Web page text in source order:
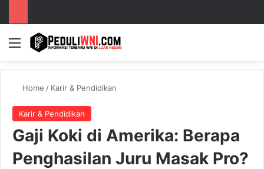
Menu
Home / Karir & Pendidikan
Karir & Pendidikan
Gaji Koki di Amerika: Berapa
Penghasilan Juru Masak Pro?